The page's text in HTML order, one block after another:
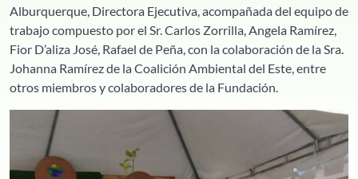
Alburquerque, Directora Ejecutiva, acompañada del equipo de
trabajo compuesto por el Sr. Carlos Zorrilla, Angela Ramírez,
Fior D’aliza José, Rafael de Peña, con la colaboración de la Sra.
Johanna Ramírez de la Coalición Ambiental del Este, entre
otros miembros y colaboradores de la Fundación.